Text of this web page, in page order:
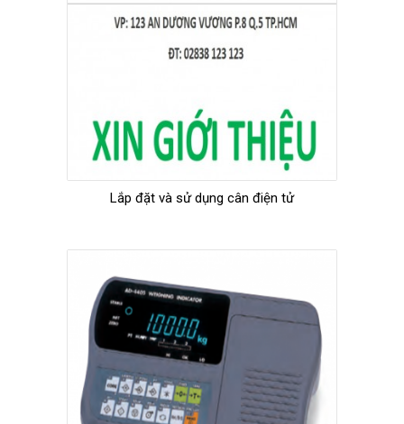
Lắp đặt và sử dụng cân điện tử